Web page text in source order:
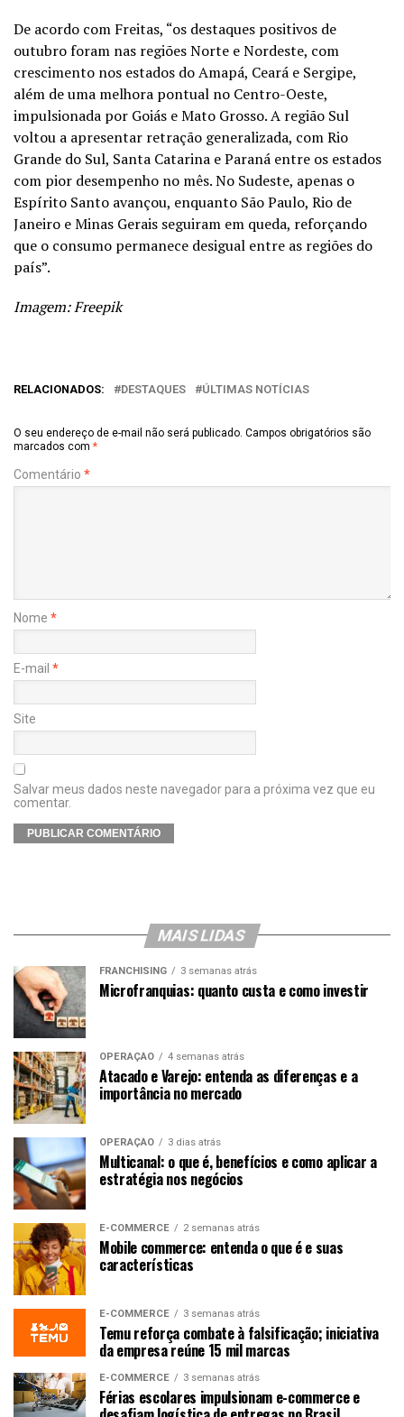
De acordo com Freitas, “os destaques positivos de
outubro foram nas regiões Norte e Nordeste, com
crescimento nos estados do Amapá, Ceará e Sergipe,
além de uma melhora pontual no Centro-Oeste,
impulsionada por Goiás e Mato Grosso. A região Sul
voltou a apresentar retração generalizada, com Rio
Grande do Sul, Santa Catarina e Paraná entre os estados
com pior desempenho no mês. No Sudeste, apenas o
Espírito Santo avançou, enquanto São Paulo, Rio de
Janeiro e Minas Gerais seguiram em queda, reforçando
que o consumo permanece desigual entre as regiões do
país”.
Imagem: Freepik
RELACIONADOS: DESTAQUES ÚLTIMAS NOTÍCIAS
O seu endereço de e-mail não será publicado. Campos obrigatórios são
marcados com *
Comentário *
Nome *
E-mail *
Site
Salvar meus dados neste navegador para a próxima vez que eu
comentar.
MAIS LIDAS
FRANCHISING 3 semanas atrás
Microfranquias: quanto custa e como investir
OPERAÇÃO 4 semanas atrás
Atacado e Varejo: entenda as diferenças e a
importância no mercado
OPERAÇÃO 3 dias atrás
Multicanal: o que é, benefícios e como aplicar a
estratégia nos negócios
E-COMMERCE 2 semanas atrás
Mobile commerce: entenda o que é e suas
características
E-COMMERCE 3 semanas atrás
Temu reforça combate à falsificação; iniciativa
da empresa reúne 15 mil marcas
E-COMMERCE 3 semanas atrás
Férias escolares impulsionam e-commerce e